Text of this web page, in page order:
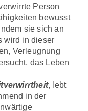
Person
bewusst
sie sich an
wird in dieser
Verleugnung
das Leben
, lebt
in der